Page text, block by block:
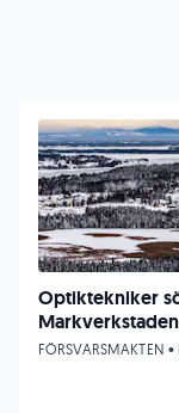
Optiktekniker
FÖRSVARSMAKTEN •